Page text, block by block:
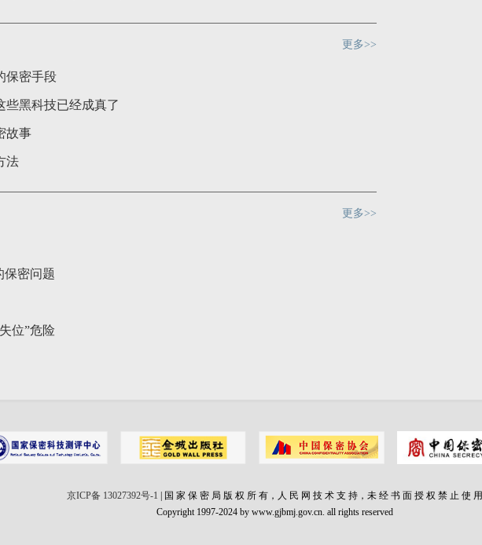
更多>>
保密手段
些黑科技已经成真了
故事
法
更多>>
保密问题
位”危险
京ICP备 13027392号-1 | 国 家 保 密 局 版 权 所 有，人 民 网 技 术 支 持，未 经 书 面 授 权 禁 止 使 用
Copyright 1997-2024 by www.gjbmj.gov.cn. all rights reserved